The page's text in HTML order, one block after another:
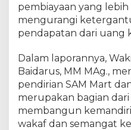
n
S
A
M
a
r
t
d
a
pembiayaan yang
mengurangi
pendapatan dari uang
Dalam laporannya,
Baidarus, MM MAg.,
pendirian SAM Mart
merupakan bagian
membangun
wakaf dan semangat